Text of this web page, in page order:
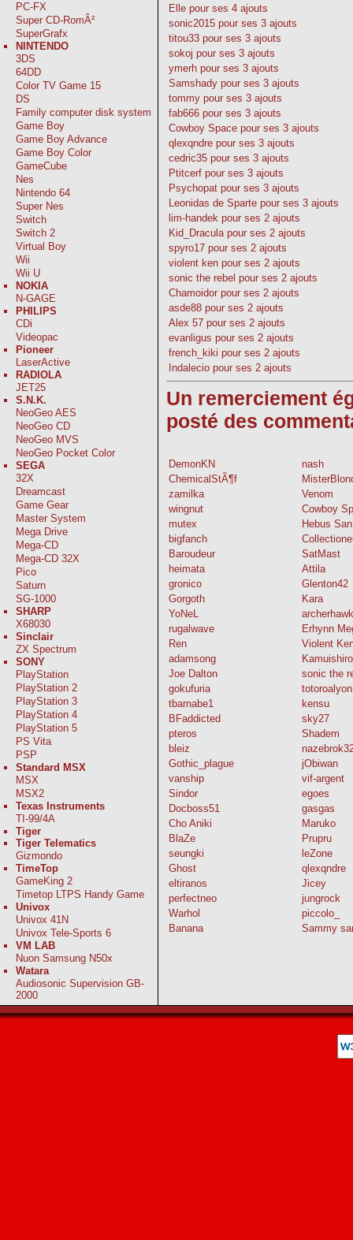
PC-FX
Super CD-RomÂ²
SuperGrafx
NINTENDO
3DS
64DD
Color TV Game 15
DS
Family computer disk system
Game Boy
Game Boy Advance
Game Boy Color
GameCube
Nes
Nintendo 64
Super Nes
Switch
Switch 2
Virtual Boy
Wii
Wii U
NOKIA
N-GAGE
PHILIPS
CDi
Videopac
Pioneer
LaserActive
RADIOLA
JET25
S.N.K.
NeoGeo AES
NeoGeo CD
NeoGeo MVS
NeoGeo Pocket Color
SEGA
32X
Dreamcast
Game Gear
Master System
Mega Drive
Mega-CD
Mega-CD 32X
Pico
Saturn
SG-1000
SHARP
X68030
Sinclair
ZX Spectrum
SONY
PlayStation
PlayStation 2
PlayStation 3
PlayStation 4
PlayStation 5
PS Vita
PSP
Standard MSX
MSX
MSX2
Texas Instruments
TI-99/4A
Tiger
Tiger Telematics
Gizmondo
TimeTop
GameKing 2
Timetop LTPS Handy Game
Univox
Univox 41N
Univox Tele-Sports 6
VM LAB
Nuon Samsung N50x
Watara
Audiosonic Supervision GB-
2000
Elle pour ses 4 ajouts
sonic2015 pour ses 3 ajouts
titou33 pour ses 3 ajouts
sokoj pour ses 3 ajouts
ymerh pour ses 3 ajouts
Samshady pour ses 3 ajouts
tommy pour ses 3 ajouts
fab666 pour ses 3 ajouts
Cowboy Space pour ses 3 ajouts
qlexqndre pour ses 3 ajouts
cedric35 pour ses 3 ajouts
Ptitcerf pour ses 3 ajouts
Psychopat pour ses 3 ajouts
Leonidas de Sparte pour ses 3 ajouts
lim-handek pour ses 2 ajouts
Kid_Dracula pour ses 2 ajouts
spyro17 pour ses 2 ajouts
violent ken pour ses 2 ajouts
sonic the rebel pour ses 2 ajouts
Chamoidor pour ses 2 ajouts
asde88 pour ses 2 ajouts
Alex 57 pour ses 2 ajouts
evanligus pour ses 2 ajouts
french_kiki pour ses 2 ajouts
Indalecio pour ses 2 ajouts
Un remerciement
posté des
DemonKN
nash
ChemicalStÃ¶f
zamilka
Venom
wingnut
Cowboy
mutex
Hebus San
bigfanch
Baroudeur
SatMast
heimata
Attila
gronico
Glenton42
Gorgoth
Kara
YoNeL
rugalwave
Erhynn
Ren
Violent
adamsong
Joe Dalton
sonic the
gokufuria
totoroalyon
tbarnabe1
kensu
BFaddicted
sky27
pteros
Shadem
bleiz
Gothic_plague
jObiwan
vanship
vif-argent
Sindor
egoes
Docboss51
gasgas
Cho Aniki
Maruko
BlaZe
Prupru
seungki
leZone
Ghost
qlexqndre
eltiranos
Jicey
perfectneo
jungrock
Warhol
piccolo_
Banana
Sammy